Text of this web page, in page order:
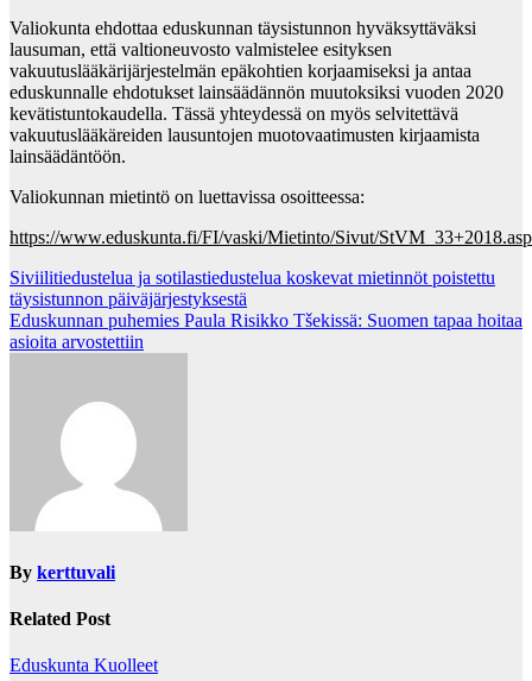
Valiokunta ehdottaa eduskunnan täysistunnon hyväksyttäväksi
lausuman, että valtioneuvosto valmistelee esityksen
vakuutuslääkärijärjestelmän epäkohtien korjaamiseksi ja antaa
eduskunnalle ehdotukset lainsäädännön muutoksiksi vuoden 2020
kevätistuntokaudella. Tässä yhteydessä on myös selvitettävä
vakuutuslääkäreiden lausuntojen muotovaatimusten kirjaamista
lainsäädäntöön.
Valiokunnan mietintö on luettavissa osoitteessa:
https://www.eduskunta.fi/FI/vaski/Mietinto/Sivut/
Post
navigation
Siviilitiedustelua ja sotilastiedustelua koskevat mietinnöt poistettu
täysistunnon päiväjärjestyksestä
Eduskunnan puhemies Paula Risikko Tšekissä: Suomen tapaa hoitaa
asioita arvostettiin
By kerttuvali
Related Post
Eduskunta Kuolleet